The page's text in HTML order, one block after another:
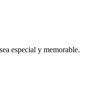
especial y memorable.